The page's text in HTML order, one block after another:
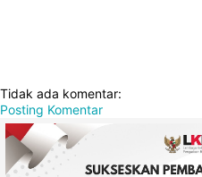
Tidak ada komentar:
Posting Komentar